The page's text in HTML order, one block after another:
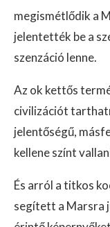
megismétlődik a
jelentették be a
szenzáció lenne.
Az ok kettős
civilizációt
jelentőségű,
kellene színt
És arról a titkos
segített a Marsra